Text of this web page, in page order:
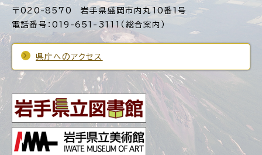
〒020-8570 岩手県盛岡市内丸10番1号
電話番号：019-651-3111（総合案内）
県庁へのアクセス